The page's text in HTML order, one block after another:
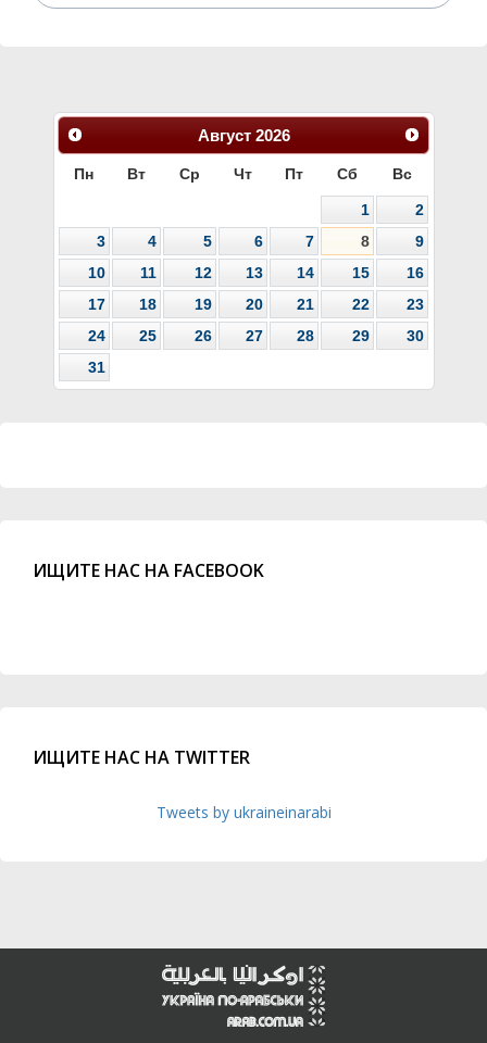
Август 2026
Пн Вт Ср Чт Пт Сб Вс
1
2
3
4 5 6 7 8
9
10
11 12 13 14 15
16
17
18 19 20 21 22
23
24
25 26 27 28 29
30
31
ИЩИТЕ НАС НА FACEBOOK
ИЩИТЕ НАС НА TWITTER
Tweets by ukraineinarabi